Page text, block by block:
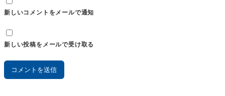
新しいコメントをメールで通知
新しい投稿をメールで受け取る